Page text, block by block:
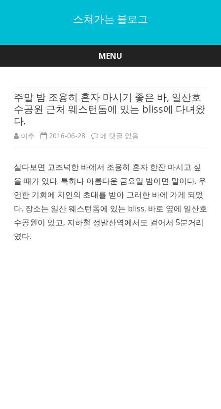
스쳐가는 블로그
MENU
주말 밤 조용히 혼자 마시기 좋은 바, 일산호
수공원 근처 웨스턴돔에 있는 bliss에 다녀왔
다.
이추 2016-06-28
주
밤
조
용
히
에 댓글 없음
살다보면 고즈넉한 바에서 조용히 혼자 한잔 마시고 싶
을 때가 있다. 특히나 아름다운 금요일 밤이면 말이다. 우
연한 기회에 지인의 초대를 받아 그러한 바에 가게 되었
다. 장소는 일산 웨스턴돔에 있는 bliss. 바로 옆에 일산호
수공원이 있고, 지하철 정발산역에서도 걸어서 5분거리
였다.